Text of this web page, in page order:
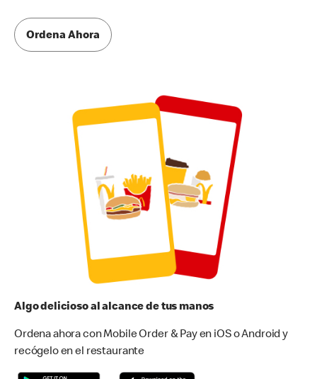
Ordena Ahora
Algo delicioso al alcance de tus manos
Ordena ahora con Mobile Order & Pay en iOS o Android y
recógelo en el restaurante